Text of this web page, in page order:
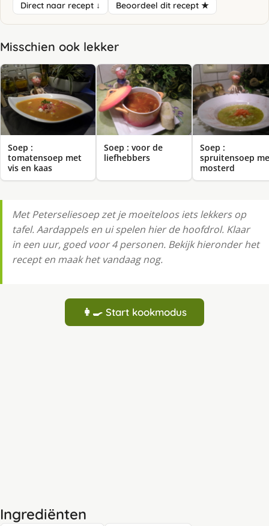
Direct naar recept ↓ Beoordeel dit recept ★
Misschien ook lekker
Soep :
tomatensoep met
vis en kaas
Soep : voor de
liefhebbers
Soep :
spruitensoep
mosterd
Met Peterseliesoep zet je moeiteloos iets lekkers op
tafel. Aardappels en ui spelen hier de hoofdrol. Klaar
in een uur, goed voor 4 personen. Bekijk hieronder het
recept en maak het vandaag nog.
👩‍🍳 Start kookmodus
Ingrediënten